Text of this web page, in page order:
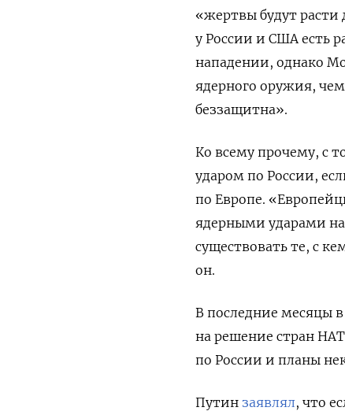
«жертвы будут расти
у России и США есть
нападении, однако
ядерного оружия,
беззащитна».
Ко всему прочему, с
ударом по России,
по Европе.
ядерными ударами на
существовать те, с
он.
В последние месяцы
на решение стран
по России и планы
Путин заявлял, что